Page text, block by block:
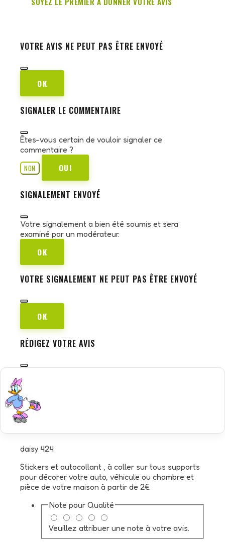
VOTRE AVIS NE PEUT PAS ÊTRE ENVOYÉ
OK
SIGNALER LE COMMENTAIRE
Êtes-vous certain de vouloir signaler ce
commentaire ?
NON
OUI
SIGNALEMENT ENVOYÉ
Votre signalement a bien été soumis et sera
examiné par un modérateur.
OK
VOTRE SIGNALEMENT NE PEUT PAS ÊTRE ENVOYÉ
OK
RÉDIGEZ VOTRE AVIS
daisy 424
Stickers et autocollant , à coller sur tous supports
pour décorer votre auto, véhicule ou chambre et
pièce de votre maison à partir de 2€.
Note pour Qualité
Veuillez attribuer une note à votre avis.